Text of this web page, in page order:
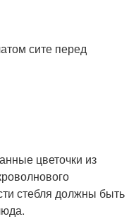
сите перед
цветочки из
стебля должны быть